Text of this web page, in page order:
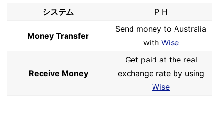
システム
P H
Money Transfer
Send money to Australia
with Wise
Receive Money
Get paid at the real
exchange rate by using
Wise